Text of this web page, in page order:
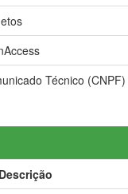
Técnico (CNPF)
Descrição